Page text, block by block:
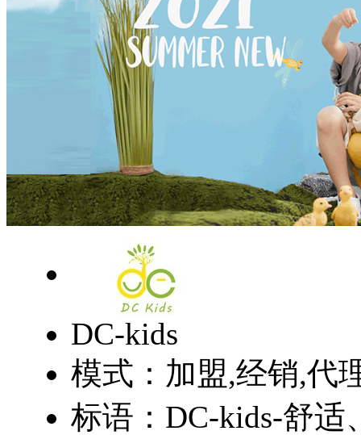
DC-kids
模式：加盟,经销,代
标语：DC-kids-舒适